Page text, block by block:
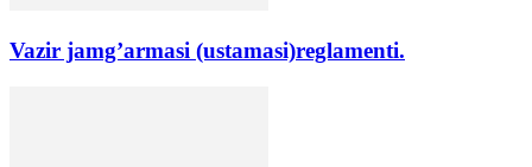
Vazir jamg’armasi (ustamasi)reglamenti.